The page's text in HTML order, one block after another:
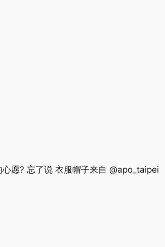
愿? 忘了说 衣服帽子来自 @apo_taipei